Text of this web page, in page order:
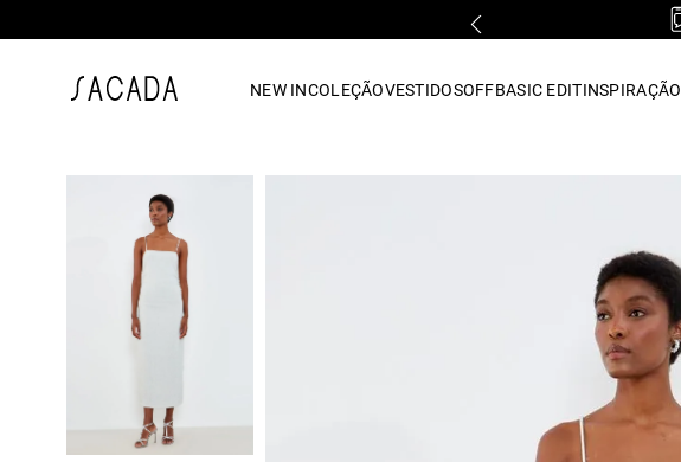
NEW INCOLEÇÃOVESTIDOSOFFBASIC EDITINSPIRAÇÃO
vestido midi